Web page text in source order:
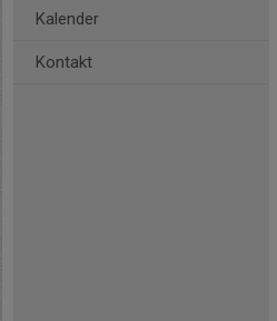
Kalender
Kontakt